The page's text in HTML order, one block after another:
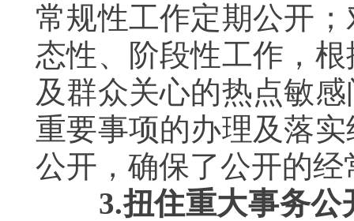
常规性工作定期公开
态性、阶段性工作，
及群众关心的热点敏
重要事项的办理及落
公开，确保了公开的
3.扭住重大事务公